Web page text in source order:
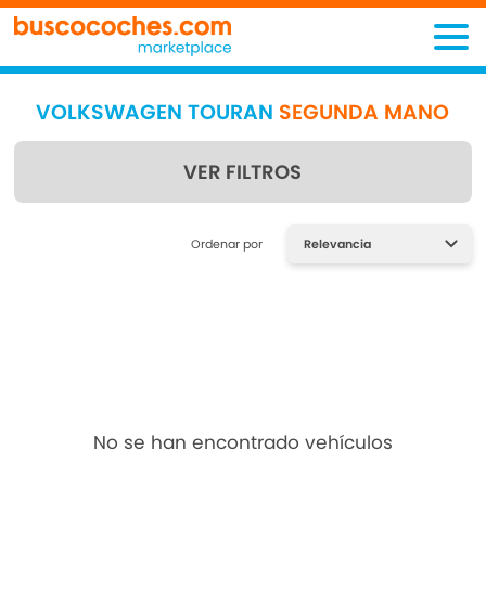
VOLKSWAGEN TOURAN SEGUNDA MANO
VER FILTROS
Encuentra lo que estás
Ordenar por
No se han encontrado vehículos